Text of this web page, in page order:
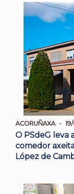
ACORUÑAXA
O PSdeG leva
comedor
López de